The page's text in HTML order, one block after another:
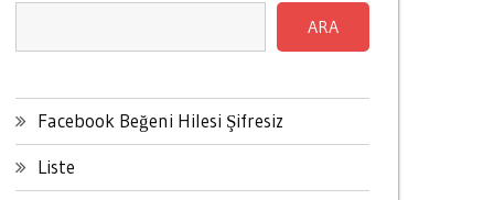
ARA
Facebook Beğeni Hilesi Şifresiz
Liste